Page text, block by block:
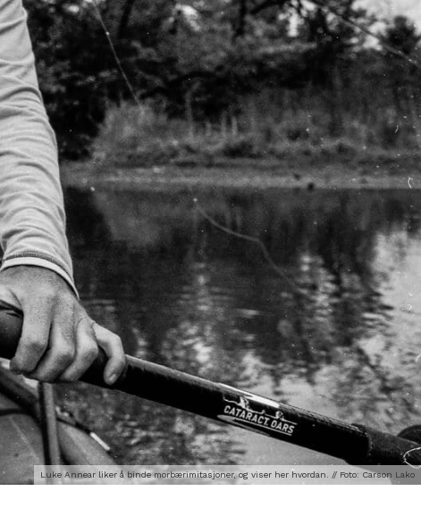
Luke Annear liker å binde morbærimitasjoner, og viser her hvordan. // Foto: Carson Lako